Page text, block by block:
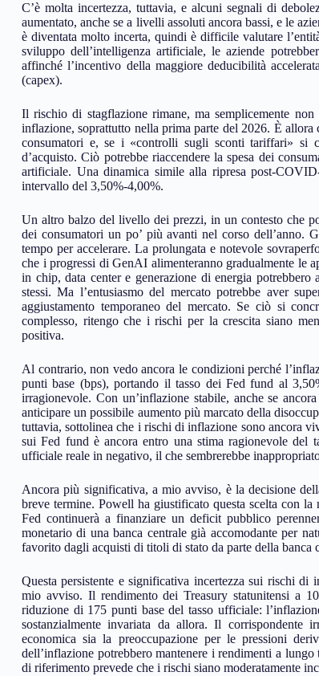
C’è molta incertezza, tuttavia, e alcuni segnali di
aumentato, anche se a livelli assoluti ancora bassi, e le
è diventata molto incerta, quindi è difficile valutare
sviluppo dell’intelligenza artificiale, le aziende
affinché l’incentivo della maggiore deducibilità
(capex).
Il rischio di stagflazione rimane, ma semplicemente
inflazione, soprattutto nella prima parte del 2026. È
consumatori e, se i «controlli sugli sconti tariffari» si
d’acquisto. Ciò potrebbe riaccendere la spesa dei
artificiale. Una dinamica simile alla ripresa post-
intervallo del 3,50%-4,00%.
Un altro balzo del livello dei prezzi, in un contesto che
dei consumatori un po’ più avanti nel corso dell’anno.
tempo per accelerare. La prolungata e notevole
che i progressi di GenAI alimenteranno gradualmente
in chip, data center e generazione di energia
stessi. Ma l’entusiasmo del mercato potrebbe aver
aggiustamento temporaneo del mercato. Se ciò si
complesso, ritengo che i rischi per la crescita siano
positiva.
Al contrario, non vedo ancora le condizioni perché
punti base (bps), portando il tasso dei Fed fund al
irragionevole. Con un’inflazione stabile, anche se
anticipare un possibile aumento più marcato della
tuttavia, sottolinea che i rischi di inflazione sono ancora
sui Fed fund è ancora entro una stima ragionevole del
ufficiale reale in negativo, il che sembrerebbe
Ancora più significativa, a mio avviso, è la decisione
breve termine. Powell ha giustificato questa scelta con la
Fed continuerà a finanziare un deficit pubblico
monetario di una banca centrale già accomodante per
favorito dagli acquisti di titoli di stato da parte della
Questa persistente e significativa incertezza sui rischi
mio avviso. Il rendimento dei Treasury statunitensi a
riduzione di 175 punti base del tasso ufficiale:
sostanzialmente invariata da allora. Il
economica sia la preoccupazione per le pressioni
dell’inflazione potrebbero mantenere i rendimenti a
di riferimento prevede che i rischi siano moderatamente